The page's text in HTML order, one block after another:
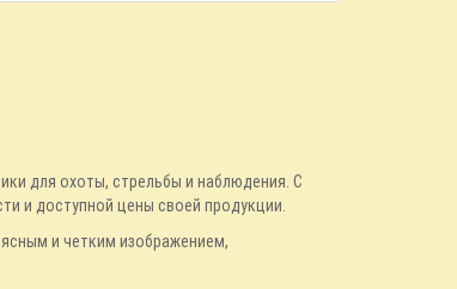
для охоты, стрельбы и наблюдения. С
и доступной цены своей продукции.
и четким изображением,